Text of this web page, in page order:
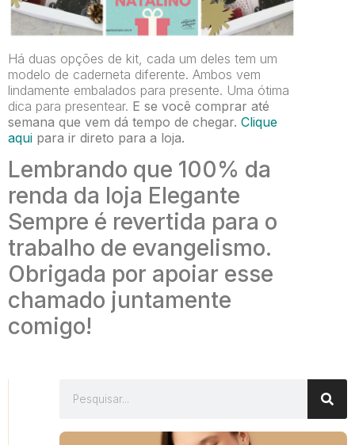
Há duas opções de kit, cada um deles tem um
modelo de caderneta diferente. Ambos vem
lindamente embalados para presente. Uma ótima
dica para presentear. E se você comprar até
semana que vem dá tempo de chegar. Clique
aqui para ir direto para a loja.
Lembrando que 100% da
renda da loja Elegante
Sempre é revertida para o
trabalho de evangelismo.
Obrigada por apoiar esse
chamado juntamente
comigo!